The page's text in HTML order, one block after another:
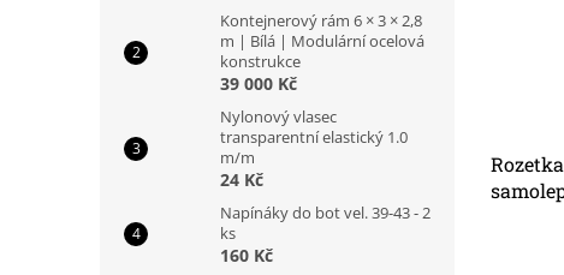
Kontejnerový rám 6 × 3 × 2,8
m | Bílá | Modulární ocelová
konstrukce
39 000 Kč
Nylonový vlasec
transparentní elastický 1.0
m/m
24 Kč
Napínáky do bot vel. 39-43 - 2
ks
160 Kč